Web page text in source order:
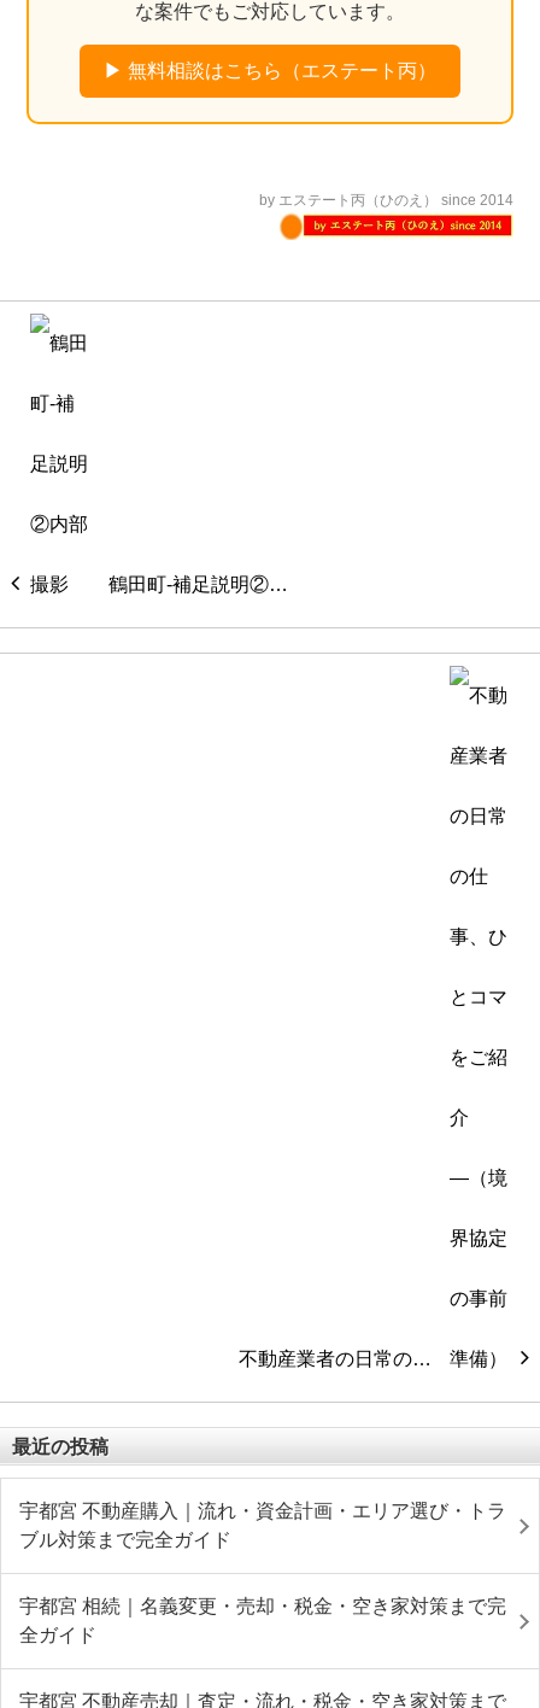
な案件でもご対応しています。
▶ 無料相談はこちら（エステート丙）
by エステート丙（ひのえ） since 2014
鶴田町‐補足説明②…
不動産業者の日常の…
最近の投稿
宇都宮 不動産購入｜流れ・資金計画・エリア選び・トラ
ブル対策まで完全ガイド
宇都宮 相続｜名義変更・売却・税金・空き家対策まで完
全ガイド
宇都宮 不動産売却｜査定・流れ・税金・空き家対策まで